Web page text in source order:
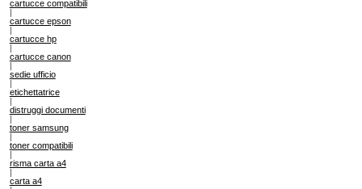
cartucce compatibili
|
cartucce epson
|
cartucce hp
|
cartucce canon
|
sedie ufficio
|
etichettatrice
|
distruggi documenti
|
toner samsung
|
toner compatibili
|
risma carta a4
|
carta a4